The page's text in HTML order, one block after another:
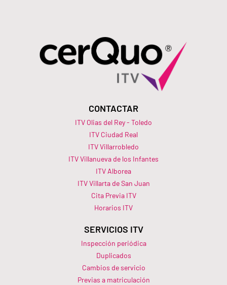
CONTACTAR
ITV Olias del Rey - Toledo
ITV Ciudad Real
ITV Villarrobledo
ITV Villanueva de los Infantes
ITV Alborea
ITV Villarta de San Juan
Cita Previa ITV
Horarios ITV​
SERVICIOS ITV
Inspección periódica
Duplicados
Cambios de servicio
Previas a matriculación